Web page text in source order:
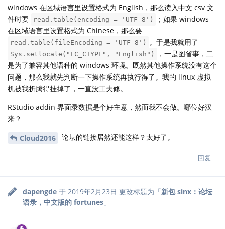
windows 在区域语言里设置格式为 English，那么读入中文 csv 文
件时要
read.table(encoding = 'UTF-8')
；如果 windows
在区域语言里设置格式为 Chinese，那么要
read.table(fileEncoding = 'UTF-8') 。于是我就用了
Sys.setlocale("LC_CTYPE", "English")
，一是图省事，二
是为了兼容其他语种的 windows 环境。既然其他操作系统没有这个
问题，那么我就先判断一下操作系统再执行得了。我的 linux 虚拟
机被我折腾得挂掉了，一直没工夫修。
RStudio addin 界面录数据是个好主意，然而我不会做。哪位好汉
来？
Cloud2016 论坛的链接居然还能这样？太好了。
回复
dapengde 于 2019年2月23日 更改标题为「新包 sinx：论坛
语录，中文版的 fortunes 」